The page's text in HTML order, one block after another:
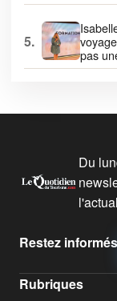
5.
pas
Du
Restez informés
Rubriques